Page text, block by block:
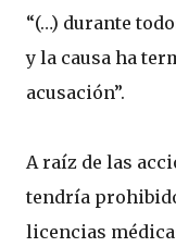
“(…) durante
y la causa ha
acusación”.
A raíz de las
tendría
licencias